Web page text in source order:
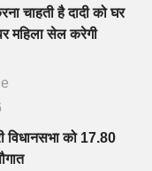
चाहती है दादी को घर
महिला सेल करेगी
विधानसभा को 17.80